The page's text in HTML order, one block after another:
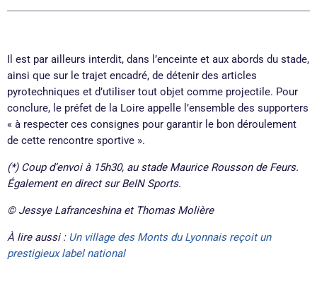
Il est par ailleurs interdit, dans l’enceinte et aux abords du stade,
ainsi que sur le trajet encadré, de détenir des articles
pyrotechniques et d’utiliser tout objet comme projectile. Pour
conclure, le préfet de la Loire appelle l’ensemble des supporters
« à respecter ces consignes pour garantir le bon déroulement
de cette rencontre sportive ».
(*) Coup d’envoi à 15h30, au stade Maurice Rousson de Feurs.
Également en direct sur BeIN Sports.
© Jessye Lafranceshina et Thomas Molière
À lire aussi : Un village des Monts du Lyonnais reçoit un
prestigieux label national